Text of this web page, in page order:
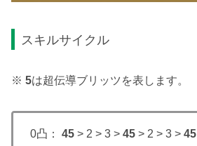
スキルサイクル
※ 5は超伝導ブリッツを表します。
0凸： 45 > 2 > 3 > 45 > 2 > 3 > 45